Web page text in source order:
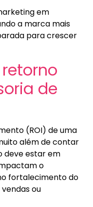
em
a marca mais
para crescer
de
(ROI) de uma
além de contar
deve estar em
o
fortalecimento do
ou